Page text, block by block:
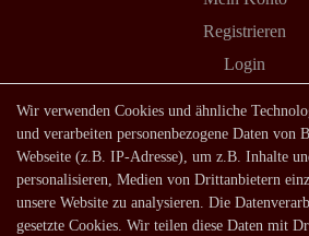
Registrieren
Login
Shop
Lagerverkauf
Zahlungsarten
Versandarten und -
Wir verwenden Cookies und ähnliche
und verarbeiten personenbezogene Daten von
Webseite (z.B. IP-Adresse), um z.B. Inhalte
personalisieren, Medien von Drittanbietern
unsere Website zu analysieren. Die
gesetzte Cookies. Wir teilen diese Daten mit